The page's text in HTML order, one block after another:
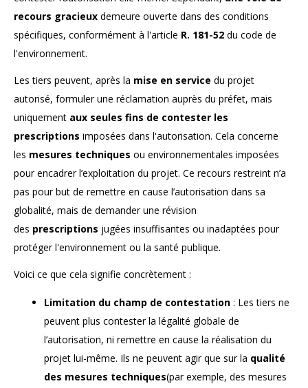
recours gracieux demeure ouverte dans des conditions
spécifiques, conformément à l'article R. 181-52 du code de
l'environnement.
Les tiers peuvent, après la mise en service du projet
autorisé, formuler une réclamation auprès du préfet, mais
uniquement aux seules fins de contester les
prescriptions imposées dans l'autorisation. Cela concerne
les mesures techniques ou environnementales imposées
pour encadrer l’exploitation du projet. Ce recours restreint n’a
pas pour but de remettre en cause l’autorisation dans sa
globalité, mais de demander une révision
des prescriptions jugées insuffisantes ou inadaptées pour
protéger l'environnement ou la santé publique.
Voici ce que cela signifie concrètement :
Limitation du champ de contestation : Les tiers ne
peuvent plus contester la légalité globale de
l’autorisation, ni remettre en cause la réalisation du
projet lui-même. Ils ne peuvent agir que sur la qualité
des mesures techniques(par exemple, des mesures